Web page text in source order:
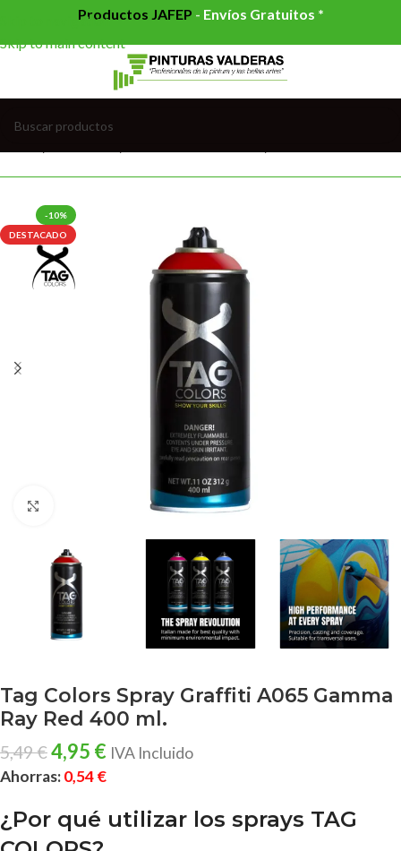
Skip to navigation
Skip to main content
Productos JAFEP - Envíos Gratuitos *
-10%
DESTACADO
Clic para ampliar
Tag Colors Spray Graffiti A065 Gamma
Ray Red 400 ml.
5,49€4,95 € IVA Incluido
Ahorras:0,54€
¿Por qué utilizar los sprays TAG